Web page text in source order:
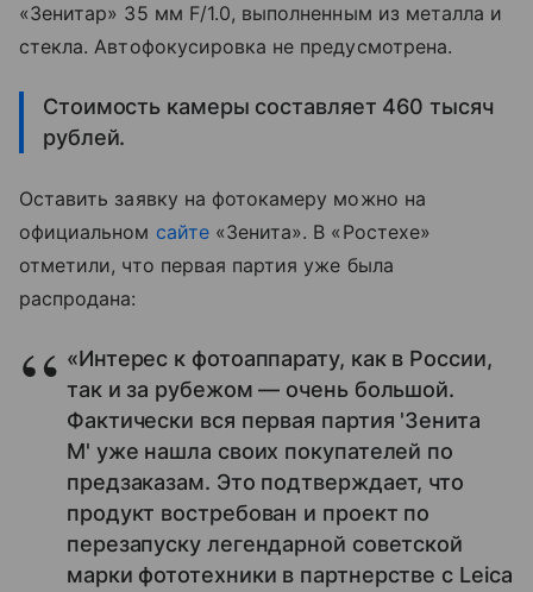
«Зенитар» 35 мм F/1.0, выполненным из металла и
стекла. Автофокусировка не предусмотрена.
Стоимость камеры составляет 460 тысяч
рублей.
Оставить заявку на фотокамеру можно на
официальном сайте«Зенита». В «Ростехе»
отметили, что первая партия уже была
распродана:
«Интерес к фотоаппарату, как в России,
так и за рубежом — очень большой.
Фактически вся первая партия 'Зенита
М' уже нашла своих покупателей по
предзаказам. Это подтверждает, что
продукт востребован и проект по
перезапуску легендарной советской
марки фототехники в партнерстве с Leica